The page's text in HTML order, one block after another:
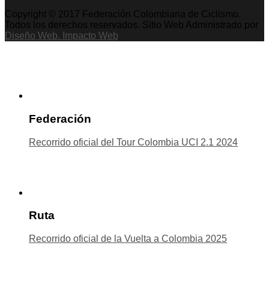
Copyright © 2017 Federación Colombiana de Ciclismo.
Todos los derechos reservados. Sitio Web Administrado por
Diseño Web. Impacto Web
Federación
Recorrido oficial del Tour Colombia UCI 2.1 2024
Ruta
Recorrido oficial de la Vuelta a Colombia 2025